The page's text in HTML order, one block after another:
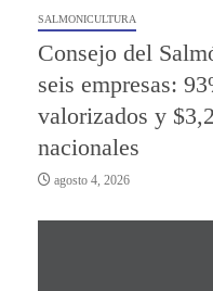
SALMONICULTURA
Consejo del
seis empresas:
valorizados y
nacionales
agosto 4, 2026